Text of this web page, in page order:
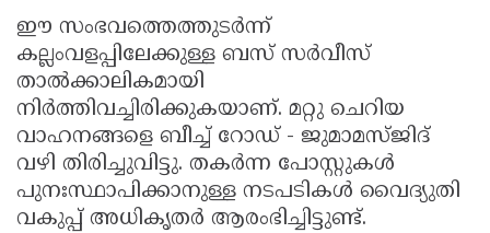
ഈ സംഭവത്തെത്തുടർന്ന്
കല്ലംവളപ്പിലേക്കുള്ള ബസ് സർവീസ്
താൽക്കാലികമായി
നിർത്തിവച്ചിരിക്കുകയാണ്. മറ്റു ചെറിയ
വാഹനങ്ങളെ ബീച്ച് റോഡ് - ജുമാമസ്ജിദ്
വഴി തിരിച്ചുവിട്ടു. തകർന്ന പോസ്റ്റുകൾ
പുനഃസ്ഥാപിക്കാനുള്ള നടപടികൾ വൈദ്യുതി
വകുപ്പ് അധികൃതർ ആരംഭിച്ചിട്ടുണ്ട്.